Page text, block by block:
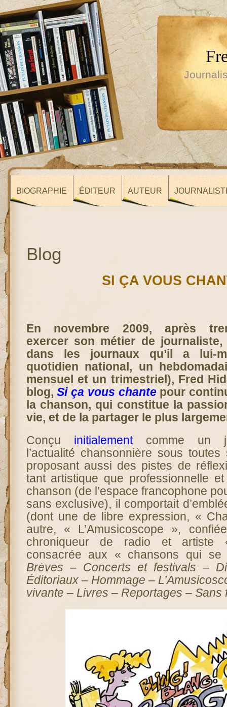
BIOGRAPHIE ÉDITEUR AUTEUR
Blog
SI ÇA VOUS
En novembre 2009, après
exercer son métier de
dans les journaux qu’il a lui-
quotidien national, un
mensuel et un trimestriel), Fred
blog,Si ça vous chantepour
la chanson, qui constitue la
vie, et de la partager le plus
Conçu initialementcomme un
l’actualité chansonnière sous
proposant aussi des pistes de
tant artistique que professionnelle
chanson (de l’espace francophone
sans exclusive), il comportait
(dont une de libre expression, «
autre, « L’Amusicoscope »,
chroniqueur de radio et artiste
consacrée aux « chansons qui se
Brèves – Concerts et festivals –
Éditoriaux– Hommage –
vivante – Livres – Reportages – Sans